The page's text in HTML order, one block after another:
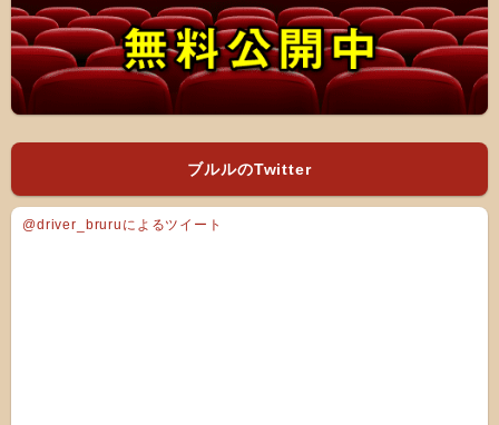
ブルルのTwitter
@driver_bruruによるツイート